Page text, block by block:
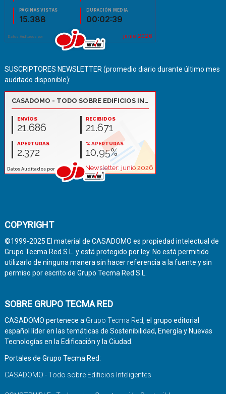
SUSCRIPTORES NEWSLETTER (promedio diario durante último mes
auditado disponible):
COPYRIGHT
©1999-2025 El material de CASADOMO es propiedad intelectual de
Grupo Tecma Red S.L. y está protegido por ley. No está permitido
utilizarlo de ninguna manera sin hacer referencia a la fuente y sin
permiso por escrito de Grupo Tecma Red S.L.
SOBRE GRUPO TECMA RED
CASADOMO pertenece a Grupo Tecma Red, el grupo editorial
español líder en las temáticas de Sostenibilidad, Energía y Nuevas
Tecnologías en la Edificación y la Ciudad.
Portales de Grupo Tecma Red:
CASADOMO - Todo sobre Edificios Inteligentes